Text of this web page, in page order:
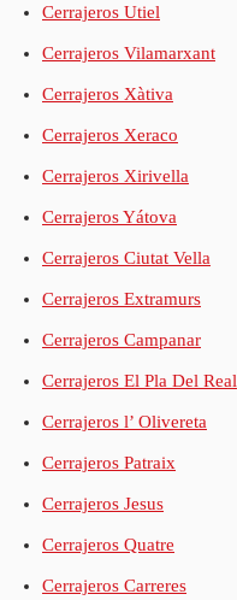
Cerrajeros Utiel
Cerrajeros Vilamarxant
Cerrajeros Xàtiva
Cerrajeros Xeraco
Cerrajeros Xirivella
Cerrajeros Yátova
Cerrajeros Ciutat Vella
Cerrajeros Extramurs
Cerrajeros Campanar
Cerrajeros El Pla Del Real
Cerrajeros l’ Olivereta
Cerrajeros Patraix
Cerrajeros Jesus
Cerrajeros Quatre
Cerrajeros Carreres